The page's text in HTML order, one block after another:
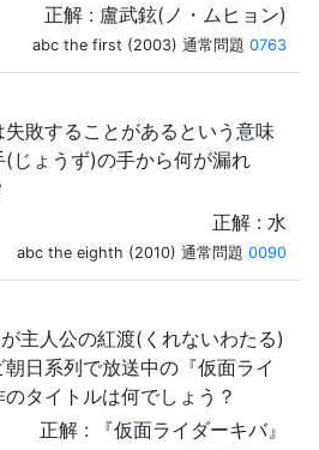
正解 : 盧武鉉(ノ・ムヒョン)
abc the first (2003) 通常問題 0763
敗することがあるという意味
じょうず)の手から何が漏れ
正解 : 水
abc the eighth (2010) 通常問題 0090
主人公の紅渡(くれないわたる)
日系列で放送中の『仮面ライ
タイトルは何でしょう？
正解 : 『仮面ライダーキバ』